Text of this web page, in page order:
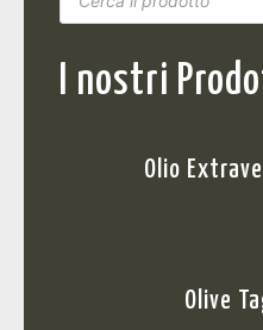
I nostri
Olio
Olive